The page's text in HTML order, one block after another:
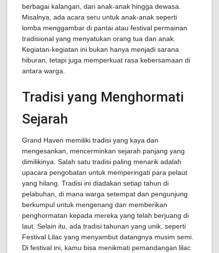
berbagai kalangan, dari anak-anak hingga dewasa.
Misalnya, ada acara seru untuk anak-anak seperti
lomba menggambar di pantai atau festival permainan
tradisional yang menyatukan orang tua dan anak.
Kegiatan-kegiatan ini bukan hanya menjadi sarana
hiburan, tetapi juga memperkuat rasa kebersamaan di
antara warga.
Tradisi yang Menghormati
Sejarah
Grand Haven memiliki tradisi yang kaya dan
mengesankan, mencerminkan sejarah panjang yang
dimilikinya. Salah satu tradisi paling menarik adalah
upacara pengobatan untuk memperingati para pelaut
yang hilang. Tradisi ini diadakan setiap tahun di
pelabuhan, di mana warga setempat dan pengunjung
berkumpul untuk mengenang dan memberikan
penghormatan kepada mereka yang telah berjuang di
laut. Selain itu, ada tradisi tahunan yang unik, seperti
Festival Lilac yang menyambut datangnya musim semi.
Di festival ini, kamu bisa menikmati pemandangan lilac